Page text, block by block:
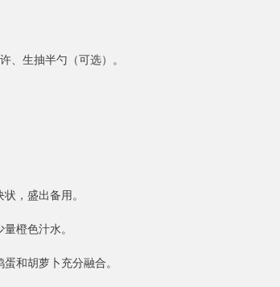
、生抽半勺（可选）。
，盛出备用。
橙色汁水。
和胡萝卜充分融合。